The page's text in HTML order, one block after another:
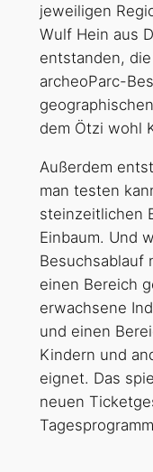
jeweiligen
Wulf Hein aus
entstanden,
archeoParc-
dem Ötzi wohl
Außerdem
man testen
steinzeitlichen
Einbaum. Und
Besuchsablauf
einen Bereich
erwachsene
und einen
Kindern und
eignet. Das
neuen